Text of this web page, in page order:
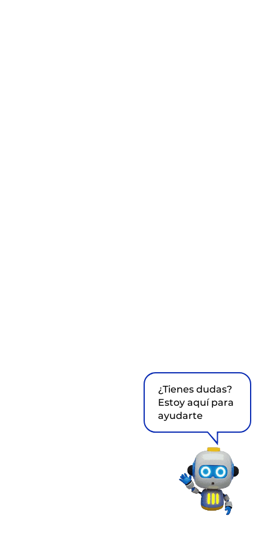
¿Tienes dudas?
Estoy aquí para
ayudarte